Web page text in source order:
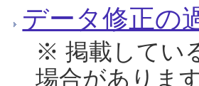
データ修正の
※ 掲載してい
場合がありま